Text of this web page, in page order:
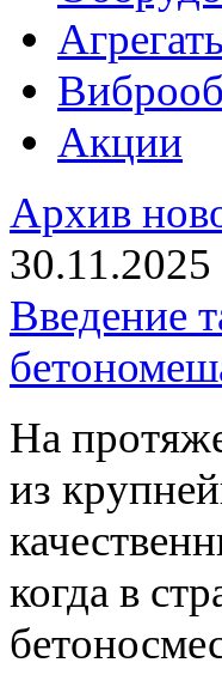
Акции
Архив
30.11.2025
Введение
На
из
когда в